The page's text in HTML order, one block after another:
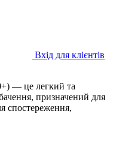
Вхід для клієнтів
— це легкий та
призначений для
спостереження,